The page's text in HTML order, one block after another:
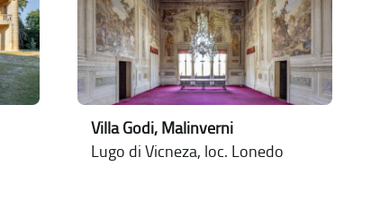
Villa Godi, Malinverni
Lugo di Vicneza, loc. Lonedo